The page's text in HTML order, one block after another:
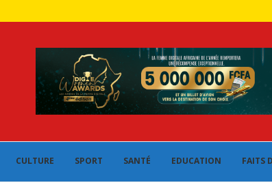
CULTURE SPORT SANTÉ EDUCATION FAITS